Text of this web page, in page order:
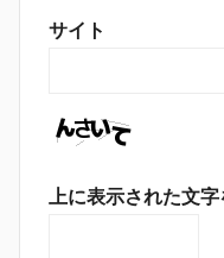
サイト
上に表示された文字